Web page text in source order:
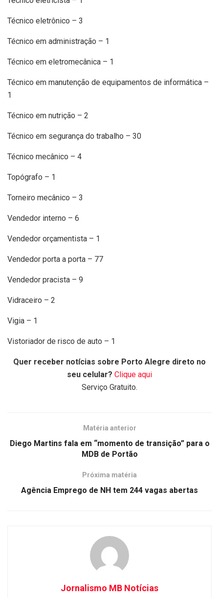
Técnico eletrônico – 3
Técnico em administração – 1
Técnico em eletromecânica – 1
Técnico em manutenção de equipamentos de informática –
1
Técnico em nutrição – 2
Técnico em segurança do trabalho – 30
Técnico mecânico – 4
Topógrafo – 1
Torneiro mecânico – 3
Vendedor interno – 6
Vendedor orçamentista – 1
Vendedor porta a porta – 77
Vendedor pracista – 9
Vidraceiro – 2
Vigia – 1
Vistoriador de risco de auto – 1
Quer receber notícias sobre Porto Alegre direto no
seu celular? Clique aqui
Serviço Gratuito.
Matéria anterior
Diego Martins fala em “momento de transição” para o
MDB de Portão
Próxima matéria
Agência Emprego de NH tem 244 vagas abertas
Jornalismo MB Notícias